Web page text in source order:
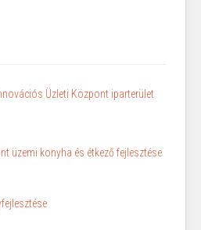
Üzleti Központ iparterület
üzemi konyha és étkező fejlesztése